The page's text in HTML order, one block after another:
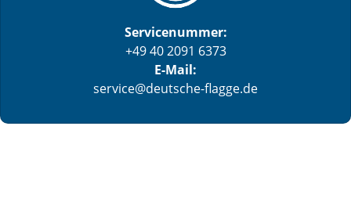
Servicenummer:
+49 40 2091 6373
E-Mail:
service@deutsche-flagge.de